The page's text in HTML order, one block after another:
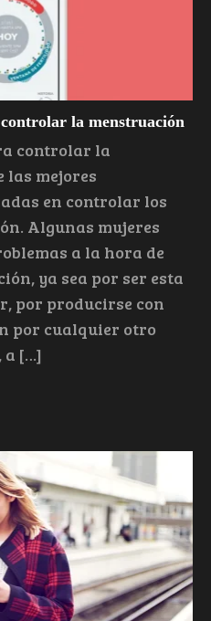
la menstruación
controlar la
las mejores
en controlar los
Algunas mujeres
a la hora de
ya sea por ser esta
por producirse con
por cualquier otro
a […]